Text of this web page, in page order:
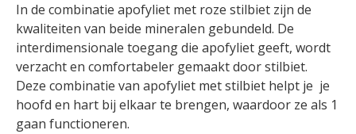
In de combinatie apofyliet met roze stilbiet zijn de
kwaliteiten van beide mineralen gebundeld. De
interdimensionale toegang die apofyliet geeft, wordt
verzacht en comfortabeler gemaakt door stilbiet.
Deze combinatie van apofyliet met stilbiet helpt je je
hoofd en hart bij elkaar te brengen, waardoor ze als 1
gaan functioneren.